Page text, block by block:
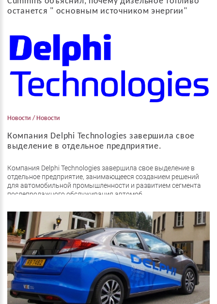
останется " основным источником энергии"
На сентябрьской выставке коммерческой техники IAA в
Ганновере, Cummins Inc были представлены различные
технологии сокращения выбросов, направленные на
повышение эффективности дизельных дви...
Новости / Новости
Компания Delphi Technologies завершила свое
выделение в отдельное предприятие.
Компания Delphi Technologies завершила свое выделение в
отдельное предприятие, занимающееся созданием решений
для автомобильной промышленности и развитием сегмента
послепродажного обслуживания автомоб...